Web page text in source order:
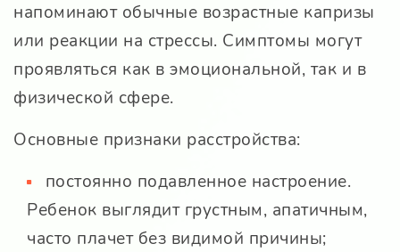
напоминают обычные возрастные капризы
или реакции на стрессы. Симптомы могут
проявляться как в эмоциональной, так и в
физической сфере.
Основные признаки расстройства:
постоянно подавленное настроение.
Ребенок выглядит грустным, апатичным,
часто плачет без видимой причины;